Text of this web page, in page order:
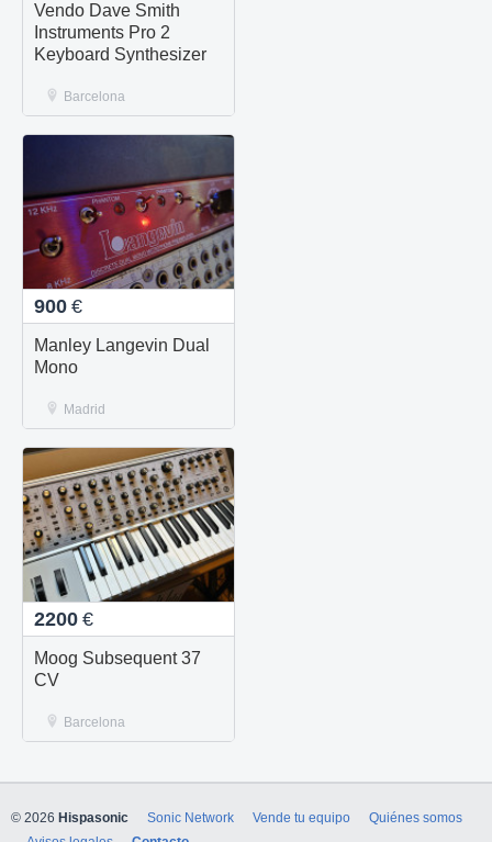
Vendo Dave Smith
Instruments Pro 2
Keyboard Synthesizer
Barcelona
900 €
Manley Langevin Dual
Mono
Madrid
2200 €
Moog Subsequent 37
CV
Barcelona
© 2026 Hispasonic Sonic Network Vende tu equipo
Quiénes somos